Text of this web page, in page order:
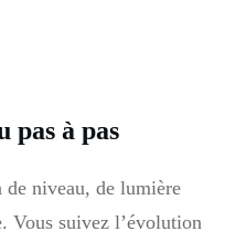
pas à pas
de niveau, de lumière
Vous suivez l’évolution